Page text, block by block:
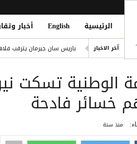
الرئيسية English أخبار
آخر الاخبار
باريس سان جيرمان يترقب
of Homes South of Hodeidah
صلاح يتربع على عرش رواتب
إصابة مدنيين اثنين جراء
الوطنية تسكت
خسائر فادحة
منذ سنة